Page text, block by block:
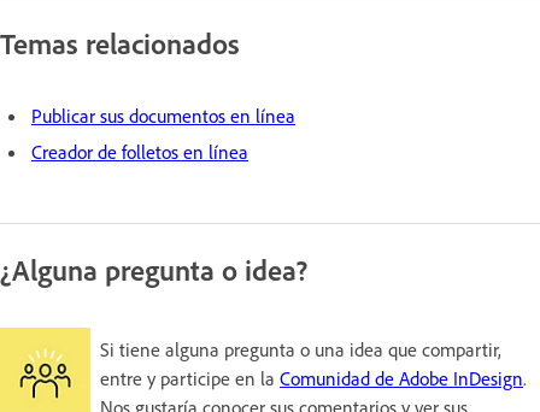
Temas relacionados
Publicar sus documentos en línea
Creador de folletos en línea
¿Alguna pregunta o idea?
Si tiene alguna pregunta o una idea que compartir,
entre y participe en la Comunidad de Adobe InDesign.
Nos gustaría conocer sus comentarios y ver sus